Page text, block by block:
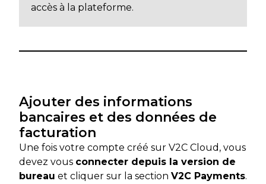
accès à la plateforme.
Ajouter des informations
bancaires et des données de
facturation
Une fois votre compte créé sur V2C Cloud, vous
devez vous connecter depuis la version de
bureau et cliquer sur la section V2C Payments.